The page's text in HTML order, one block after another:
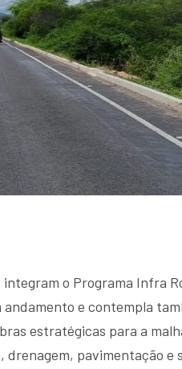
o Programa Infra
e contempla
estratégicas para a
pavimentação